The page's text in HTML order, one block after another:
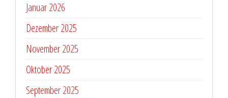
Januar 2026
Dezember 2025
November 2025
Oktober 2025
September 2025